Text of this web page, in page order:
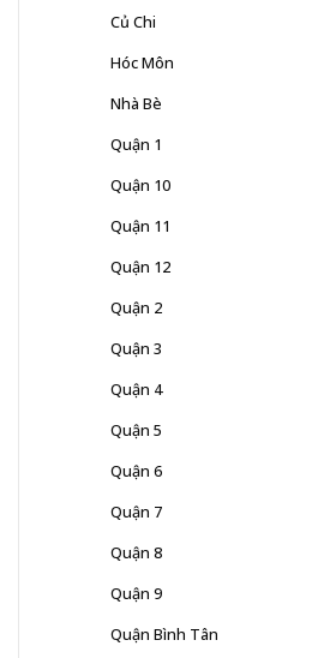
Củ Chi
Hóc Môn
Nhà Bè
Quận 1
Quận 10
Quận 11
Quận 12
Quận 2
Quận 3
Quận 4
Quận 5
Quận 6
Quận 7
Quận 8
Quận 9
Quận Bình Tân